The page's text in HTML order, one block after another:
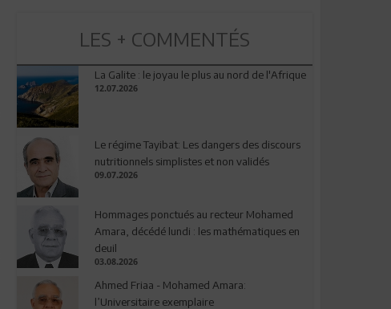
LES + COMMENTÉS
La Galite : le joyau le plus au nord de l'Afrique
12.07.2026
Le régime Tayibat: Les dangers des discours
nutritionnels simplistes et non validés
09.07.2026
Hommages ponctués au recteur Mohamed
Amara, décédé lundi : les mathématiques en
deuil
03.08.2026
Ahmed Friaa - Mohamed Amara:
l’Universitaire exemplaire